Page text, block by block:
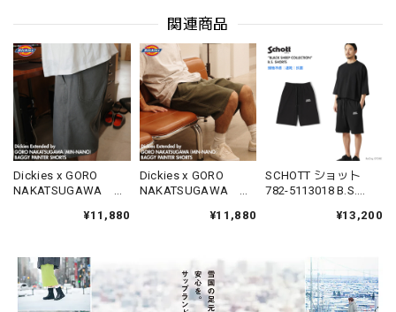
関連商品
Dickies x GORO
NAKATSUGAWA
ンター ショーツ
吾郎 コラボ
¥11,880
Dickies x GORO
NAKATSUGAWA
ンター ショーツ¥11,880
SCHOTT ショット
782-5113018 B.S.
BLACK SHEEP 接触冷
¥13,200